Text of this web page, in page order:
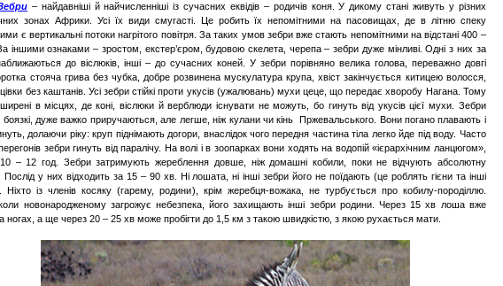
– найдавніші й найчисленніші із сучаснихеквідів – родичів коня. У дикому стані живуть у різних
зонах Африки. Усі їх види смугасті. Це робить їх непомітними на пасовищах, де в літню спеку
є вертикальні потоки нагрітого повітря. За таких умов зебри вже стають непомітними на відстані 400 –
іншими ознаками – зростом, екстер’єром, будовою скелета, черепа – зебри дуже мінливі. Одні з них за
до віслюків, інші – до сучасних коней. У зебри порівняно велика голова, переважно довгі
стояча грива без чубка, добре розвинена мускулатура крупа, хвіст закінчується китицею волосся,
без каштанів. Усі зебри стійкі проти укусів (ужалювань) мухи цеце, що передає хворобу Нагана. Тому
в місцях, де коні, віслюки й верблюди існувати не можуть, бо гинуть від укусів цієї мухи. Зебри
боязкі, дуже важко приручаються, але легше, ніж кулани чи кінь Пржевальського. Вони погано плавають і
долаючи ріку: круп піднімають догори, внаслідок чого передня частина тіла легко йде під воду. Часто
зебри гинуть від паралічу. На волі і в зоопарках вони ходять на водопій «ієрархічним ланцюгом»,
– 12 год. Зебри затримуютьжереблення довше, ніж домашні кобили, поки не відчують абсолютну
Послід у них відходить за 15 – 90 хв. Ні лошата, ні інші зебри його не поїдають (це роблять гієни та інші
Ніхто із членів косяку (гарему, родини), крім жеребця-вожака, не турбується про кобилу-породіллю.
новонародженому загрожує небезпека, його захищають інші зебри родини. Через 15 хв лоша вже
ногах, а ще через 20 – 25 хв може пробігти до 1,5 км з такою швидкістю, з якою рухається мати.